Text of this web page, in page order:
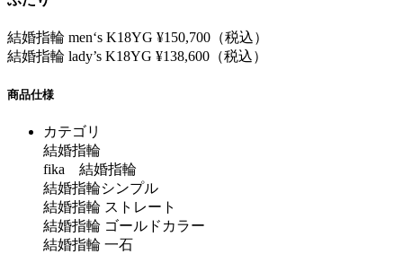
結婚指輪 men‘s K18YG ¥150,700（税込）
結婚指輪 lady’s K18YG ¥138,600（税込）
商品仕様
カテゴリ
結婚指輪
fika 結婚指輪
結婚指輪シンプル
結婚指輪 ストレート
結婚指輪 ゴールドカラー
結婚指輪 一石